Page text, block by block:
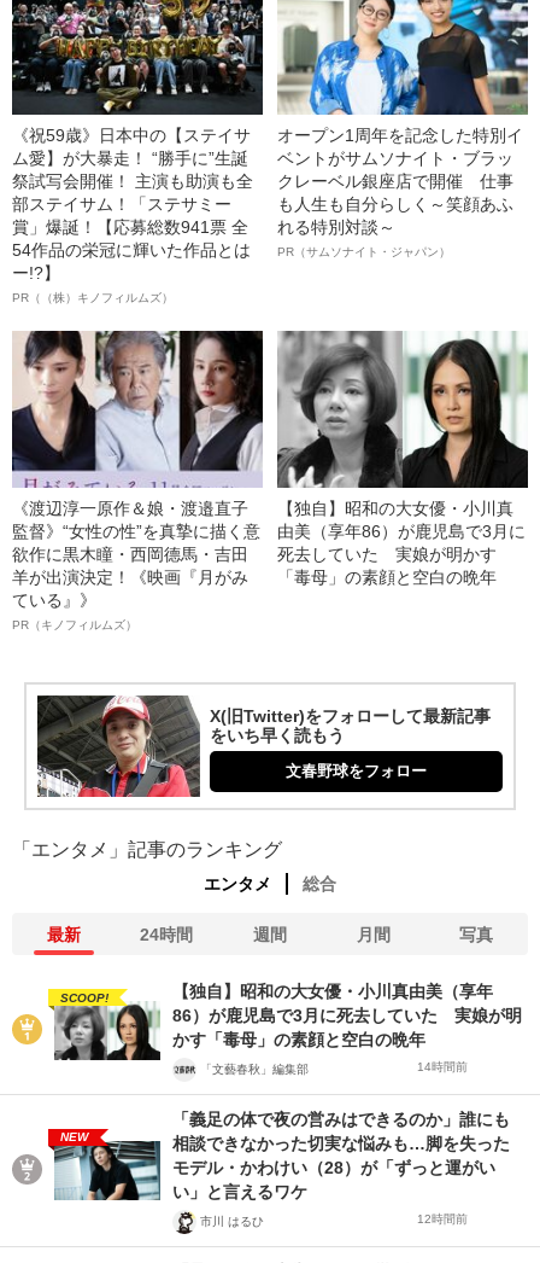
《祝59歳》日本中の【ステイサ
ム愛】が大暴走！ “勝手に”生誕
祭試写会開催！ 主演も助演も全
部ステイサム！「ステサミー
賞」爆誕！【応募総数941票 全
54作品の栄冠に輝いた作品とは
ー!?】
PR（（株）キノフィルムズ）
オープン1周年を記念した特別イ
ベントがサムソナイト・ブラッ
クレーベル銀座店で開催 仕事
も人生も自分らしく～笑顔あふ
れる特別対談～
PR（サムソナイト・ジャパン）
《渡辺淳一原作＆娘・渡邉直子
監督》“女性の性”を真摯に描く意
欲作に黒木瞳・西岡德馬・吉田
羊が出演決定！《映画『月がみ
ている』》
PR（キノフィルムズ）
【独自】昭和の大女優・小川真
由美（享年86）が鹿児島で3月に
死去していた 実娘が明かす
「毒母」の素顔と空白の晩年
X(旧Twitter)をフォローして最新記事
をいち早く読もう
文春野球をフォロー
「エンタメ」記事のランキング
エンタメ 総合
最新 24時間 週間 月間 写真
SCOOP!
【独自】昭和の大女優・小川真由美（享年
86）が鹿児島で3月に死去していた 実娘が明
かす「毒母」の素顔と空白の晩年
「文藝春秋」編集部 14時間前
NEW
「義足の体で夜の営みはできるのか」誰にも
相談できなかった切実な悩みも…脚を失った
モデル・かわけい（28）が「ずっと運がい
い」と言えるワケ
市川 はるひ 12時間前